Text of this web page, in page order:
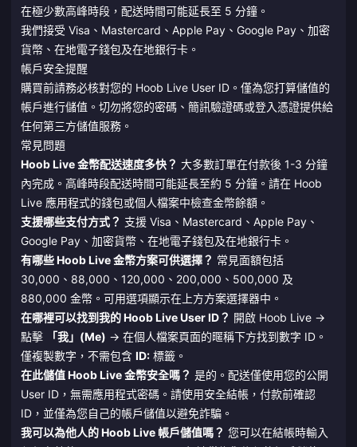
在極少數高峰時段，配送時間可能延長至 5 分鐘。
我們接受 Visa、Mastercard、Apple Pay、Google Pay、加密
貨幣、在地電子錢包及在地銀行卡。
帳戶安全提醒
購買前請務必核對您的 Hoob Live User ID。僅為您打算儲值的
帳戶進行儲值。切勿將您的密碼、簡訊驗證碼或登入憑證提供給
任何第三方儲值服務。
常見問題
Hoob Live 金幣配送速度多快？ 大多數訂單在付款後 1-3 分鐘
內完成。高峰時段配送時間可能延長至約 5 分鐘。請在 Hoob
Live 應用程式的錢包或個人檔案中檢查金幣餘額。
支援哪些支付方式？ 支援 Visa、Mastercard、Apple Pay、
Google Pay、加密貨幣、在地電子錢包及在地銀行卡。
有哪些 Hoob Live 金幣方案可供選擇？ 常見面額包括
30,000、88,000、120,000、200,000、500,000 及
880,000 金幣。可用選項顯示在上方方案選擇器中。
在哪裡可以找到我的 Hoob Live User ID？ 開啟 Hoob Live →
點擊
「我」(Me) → 在個人檔案頁面的暱稱下方找到數字 ID。
僅複製數字，不需包含 ID: 標籤。
在此儲值 Hoob Live 金幣安全嗎？ 是的。配送僅使用您的公開
User ID，無需應用程式密碼。請使用安全結帳，付款前確認
ID，並僅為您自己的帳戶儲值以避免詐騙。
我可以為他人的 Hoob Live 帳戶儲值嗎？ 您可以在結帳時輸入